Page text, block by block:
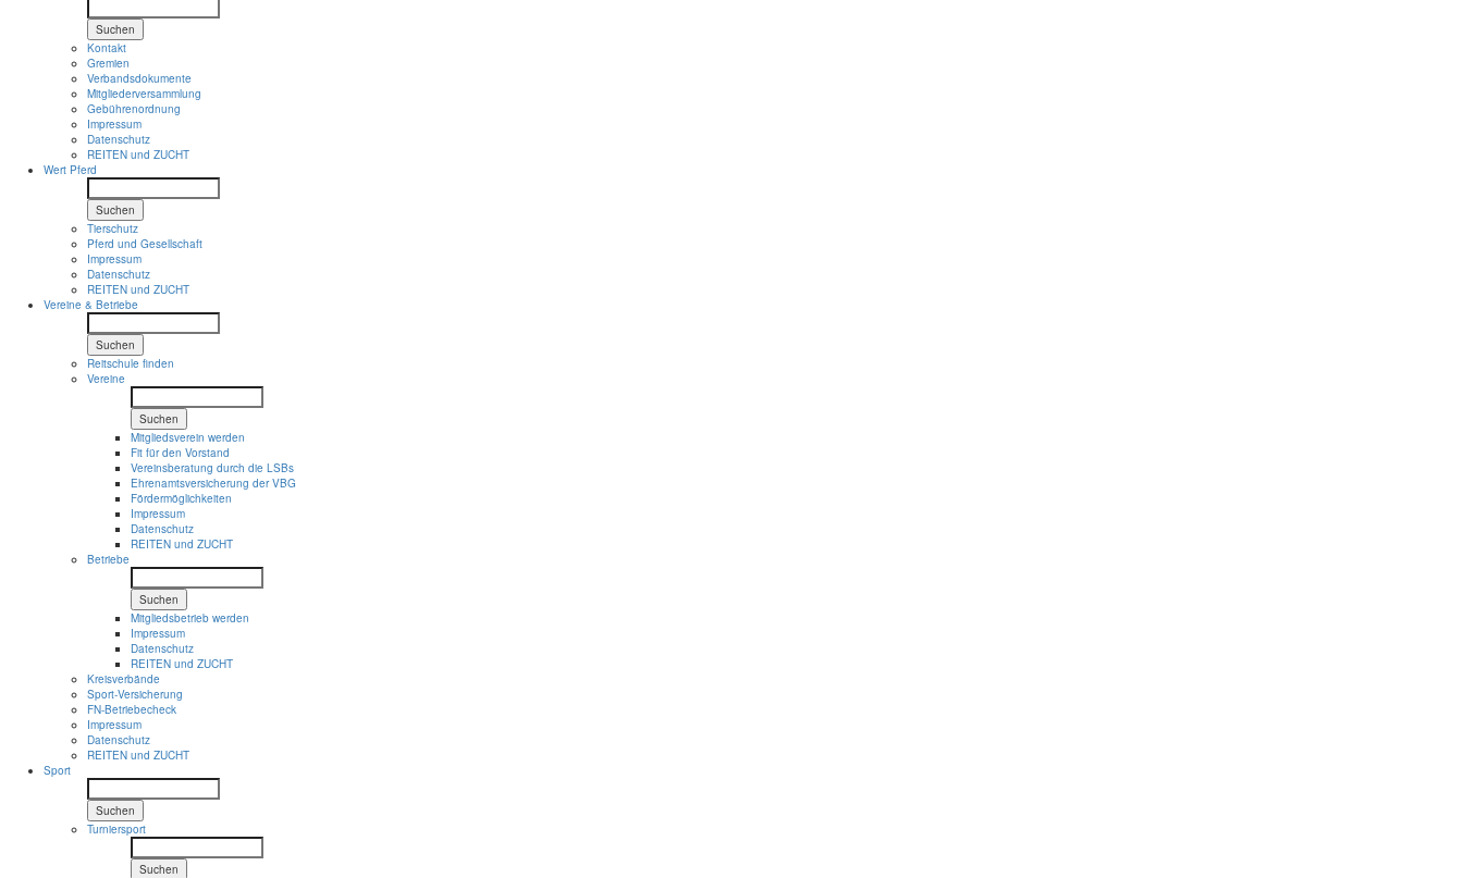
Suchen
Kontakt
Gremien
Verbandsdokumente
Mitgliederversammlung
Gebührenordnung
Impressum
Datenschutz
REITEN und ZUCHT
Wert Pferd
Suchen
Tierschutz
Pferd und Gesellschaft
Impressum
Datenschutz
REITEN und ZUCHT
Vereine & Betriebe
Suchen
Reitschule finden
Vereine
Suchen
Mitgliedsverein werden
Fit für den Vorstand
Vereinsberatung durch die LSBs
Ehrenamtsversicherung der VBG
Fördermöglichkeiten
Impressum
Datenschutz
REITEN und ZUCHT
Betriebe
Suchen
Mitgliedsbetrieb werden
Impressum
Datenschutz
REITEN und ZUCHT
Kreisverbände
Sport-Versicherung
FN-Betriebecheck
Impressum
Datenschutz
REITEN und ZUCHT
Sport
Suchen
Turniersport
Suchen